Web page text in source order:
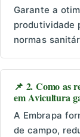
Garante a
produtividade
normas
📌 2. Como as
em Avicultura
A Embrapa
de campo,